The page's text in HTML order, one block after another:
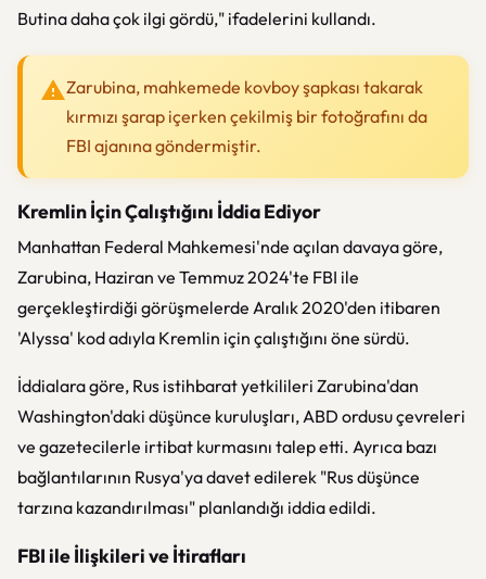
Butina daha çok ilgi gördü," ifadelerini kullandı.
Zarubina, mahkemede kovboy şapkası takarak
kırmızı şarap içerken çekilmiş bir fotoğrafını da
FBI ajanına göndermiştir.
Kremlin İçin Çalıştığını İddia Ediyor
Manhattan Federal Mahkemesi'nde açılan davaya göre,
Zarubina, Haziran ve Temmuz 2024'te FBI ile
gerçekleştirdiği görüşmelerde Aralık 2020'den itibaren
'Alyssa' kod adıyla Kremlin için çalıştığını öne sürdü.
İddialara göre, Rus istihbarat yetkilileri Zarubina'dan
Washington'daki düşünce kuruluşları, ABD ordusu çevreleri
ve gazetecilerle irtibat kurmasını talep etti. Ayrıca bazı
bağlantılarının Rusya'ya davet edilerek "Rus düşünce
tarzına kazandırılması" planlandığı iddia edildi.
FBI ile İlişkileri ve İtirafları